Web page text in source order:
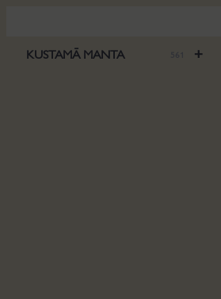
saturu
+
KUSTAMĀ MANTA